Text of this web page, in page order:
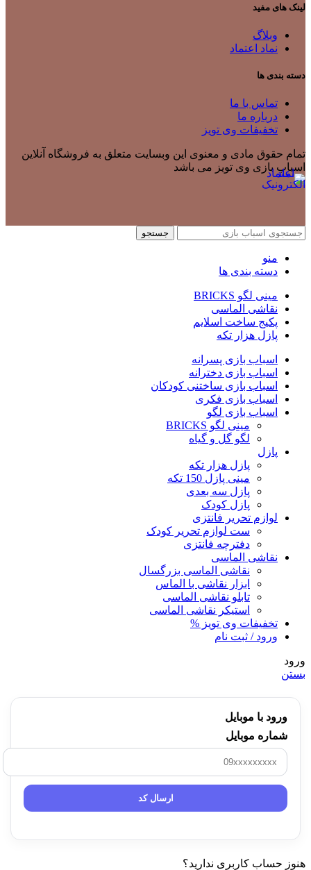
لینک های مفید
وبلاگ
نماد اعتماد
دسته بندی ها
تماس با ما
درباره ما
تخفیفات وی تویز
تمام حقوق مادی و معنوی این وبسایت متعلق به فروشگاه آنلاین
اسباب بازی وی تویز می باشد
جستجو
منو
دسته بندی ها
مینی لگو BRICKS
نقاشی الماسی
پکیج ساخت اسلایم
پازل هزار تکه
اسباب بازی پسرانه
اسباب بازی دخترانه
اسباب بازی ساختنی کودکان
اسباب بازی فکری
اسباب بازی لگو
مینی لگو BRICKS
لگو گل و گیاه
پازل
پازل هزار تکه
مینی پازل 150 تکه
پازل سه بعدی
پازل کودک
لوازم تحریر فانتزی
ست لوازم تحریر کودک
دفترچه فانتزی
نقاشی الماسی
نقاشی الماسی بزرگسال
ابزار نقاشی با الماس
تابلو نقاشی الماسی
استیکر نقاشی الماسی
تخفیفات وی تویز %
ورود / ثبت نام
ورود
بستن
ورود با موبایل
شماره موبایل
ارسال کد
هنوز حساب کاربری ندارید؟